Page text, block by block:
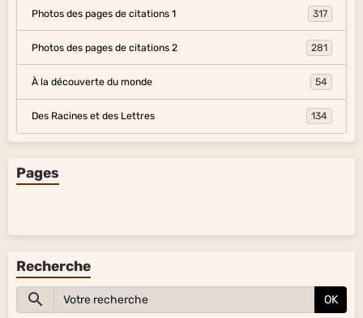
Photos des pages de citations 1 317
Photos des pages de citations 2 281
À la découverte du monde 54
Des Racines et des Lettres 134
Pages
Recherche
OK